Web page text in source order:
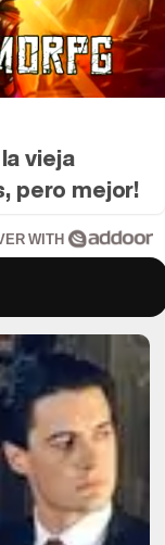
vieja
pero mejor!
WITH